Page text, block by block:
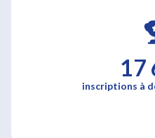
17
inscriptions à